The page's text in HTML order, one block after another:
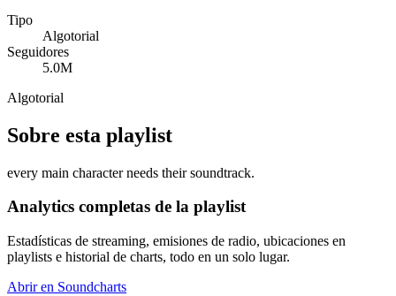
Tipo
Algotorial
Seguidores
5.0M
Algotorial
Sobre esta playlist
every main character needs their soundtrack.
Analytics completas de la playlist
Estadísticas de streaming, emisiones de radio, ubicaciones en
playlists e historial de charts, todo en un solo lugar.
Abrir en Soundcharts